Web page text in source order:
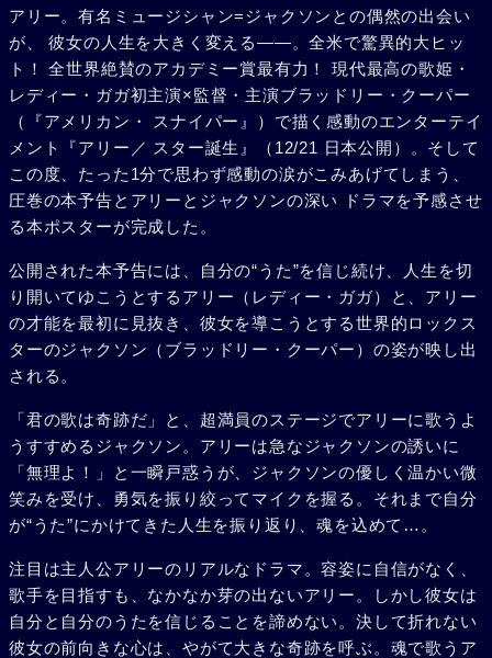
アリー。有名ミュージシャン=ジャクソンとの偶然の出会い
が、 彼女の人生を大きく変える――。全米で驚異的大ヒッ
ト！ 全世界絶賛のアカデミー賞最有力！ 現代最高の歌姫・
レディー・ガガ初主演×監督・主演ブラッドリー・クーパー
（『アメリカン・ スナイパー』）で描く感動のエンターテイ
メント『アリー／ スター誕生』（12/21 日本公開）。そして
この度、たった1分で思わず感動の涙がこみあげてしまう、
圧巻の本予告とアリーとジャクソンの深い ドラマを予感させ
る本ポスターが完成した。
公開された本予告には、自分の“うた”を信じ続け、人生を切
り開いてゆこうとするアリー（レディー・ガガ）と、アリー
の才能を最初に見抜き、彼女を導こうとする世界的ロックス
ターのジャクソン（ブラッドリー・クーパー）の姿が映し出
される。
「君の歌は奇跡だ」と、超満員のステージでアリーに歌うよ
うすすめるジャクソン。アリーは急なジャクソンの誘いに
「無理よ！」と一瞬戸惑うが、ジャクソンの優しく温かい微
笑みを受け、勇気を振り絞ってマイクを握る。それまで自分
が“うた”にかけてきた人生を振り返り、魂を込めて…。
注目は主人公アリーのリアルなドラマ。容姿に自信がなく、
歌手を目指すも、なかなか芽の出ないアリー。しかし彼女は
自分と自分のうたを信じることを諦めない。決して折れない
彼女の前向きな心は、やがて大きな奇跡を呼ぶ。魂で歌うア